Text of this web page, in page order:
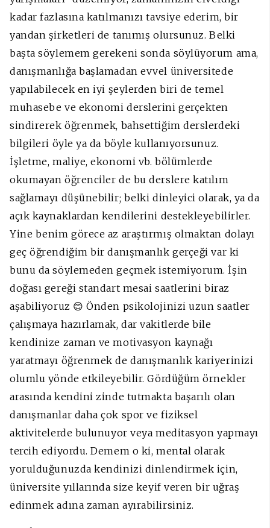
kadar fazlasına katılmanızı tavsiye ederim, bir
yandan şirketleri de tanımış olursunuz. Belki
başta söylemem gerekeni sonda söylüyorum ama,
danışmanlığa başlamadan evvel üniversitede
yapılabilecek en iyi şeylerden biri de temel
muhasebe ve ekonomi derslerini gerçekten
sindirerek öğrenmek, bahsettiğim derslerdeki
bilgileri öyle ya da böyle kullanıyorsunuz.
İşletme, maliye, ekonomi vb. bölümlerde
okumayan öğrenciler de bu derslere katılım
sağlamayı düşünebilir; belki dinleyici olarak, ya da
açık kaynaklardan kendilerini destekleyebilirler.
Yine benim görece az araştırmış olmaktan dolayı
geç öğrendiğim bir danışmanlık gerçeği var ki
bunu da söylemeden geçmek istemiyorum. İşin
doğası gereği standart mesai saatlerini biraz
aşabiliyoruz 😊 Önden psikolojinizi uzun saatler
çalışmaya hazırlamak, dar vakitlerde bile
kendinize zaman ve motivasyon kaynağı
yaratmayı öğrenmek de danışmanlık kariyerinizi
olumlu yönde etkileyebilir. Gördüğüm örnekler
arasında kendini zinde tutmakta başarılı olan
danışmanlar daha çok spor ve fiziksel
aktivitelerde bulunuyor veya meditasyon yapmayı
tercih ediyordu. Demem o ki, mental olarak
yorulduğunuzda kendinizi dinlendirmek için,
üniversite yıllarında size keyif veren bir uğraş
edinmek adına zaman ayırabilirsiniz.